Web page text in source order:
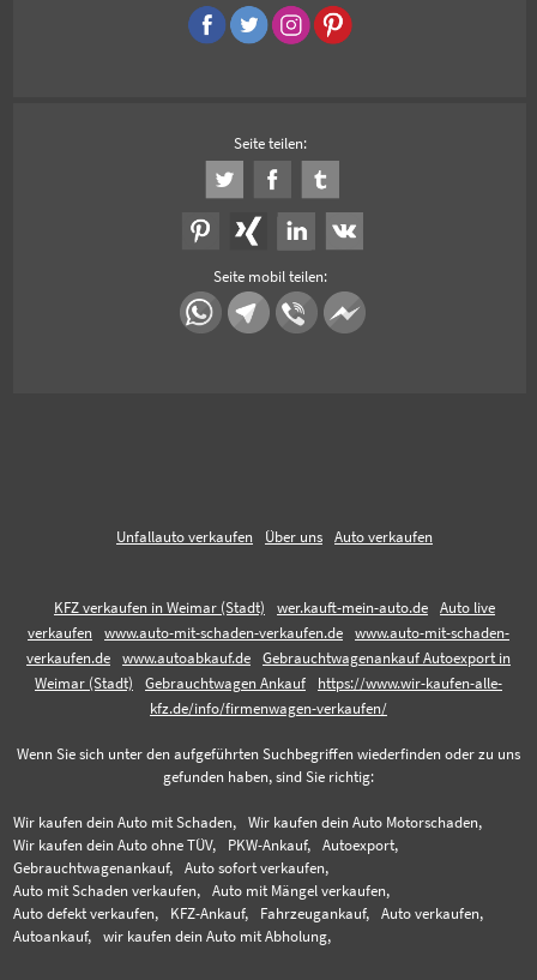
Seite teilen:
Seite mobil teilen:
Unfallauto verkaufen Über uns Auto verkaufen
KFZ verkaufen in Weimar (Stadt) wer.kauft-mein-auto.de
Auto live
verkaufen
www.auto-mit-schaden-verkaufen.de
www.auto-mit-schaden-
verkaufen.de
www.autoabkauf.de
Gebrauchtwagenankauf Autoexport in
Weimar (Stadt)
Gebrauchtwagen Ankauf
https://www.wir-kaufen-alle-
kfz.de/info/firmenwagen-verkaufen/
Wenn Sie sich unter den aufgeführten Suchbegriffen wiederfinden oder zu uns
gefunden haben, sind Sie richtig:
Wir kaufen dein Auto mit Schaden,
Wir kaufen dein Auto Motorschaden,
Wir kaufen dein Auto ohne TÜV,
PKW-Ankauf,
Autoexport,
Gebrauchtwagenankauf,
Auto sofort verkaufen,
Auto mit Schaden verkaufen,
Auto mit Mängel verkaufen,
Auto defekt verkaufen,
KFZ-Ankauf, Fahrzeugankauf,
Auto verkaufen,
Autoankauf,
wir kaufen dein Auto mit Abholung,